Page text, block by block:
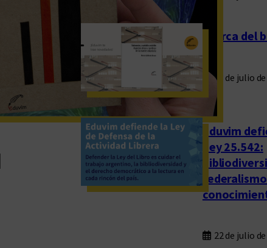
Acerca del
23 de julio
Eduvim
Ley 25.542:
22 de julio